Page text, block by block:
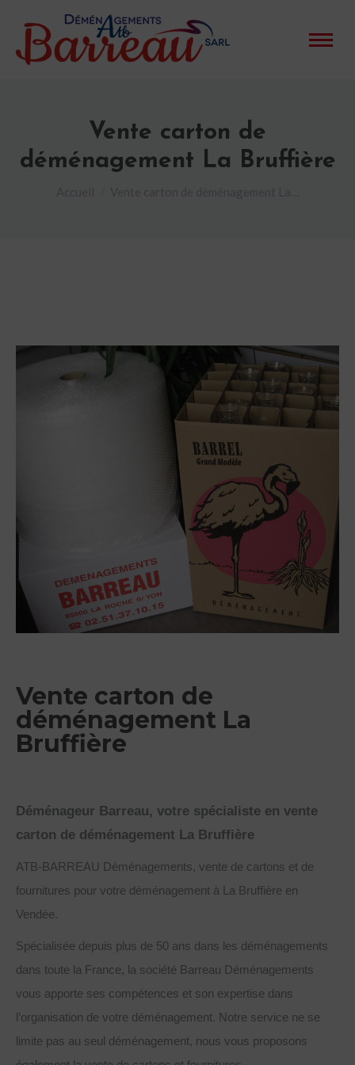
Vente carton de
déménagement La Bruffière
Vente carton de
déménagement La
Bruffière
Déménageur Barreau, votre spécialiste en vente
carton de déménagement La Bruffière
ATB-BARREAU Déménagements, vente de cartons et de
fournitures pour votre déménagement à La Bruffière en
Vendée.
Spécialisée depuis plus de 50 ans dans les déménagements
dans toute la France, la société Barreau Déménagements
vous apporte ses compétences et son expertise dans
l’organisation de votre déménagement. Notre service ne se
limite pas au seul déménagement, nous vous proposons